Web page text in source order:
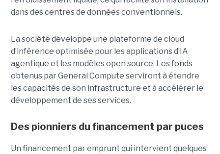
dans des centres de données conventionnels.
La société développe une plateforme de cloud
d’inférence optimisée pour les applications d’IA
agentique et les modèles open source. Les fonds
obtenus par General Compute serviront à étendre
les capacités de son infrastructure et à accélérer le
développement de ses services.
Des pionniers du financement par puces
Un financement par emprunt qui intervient quelques